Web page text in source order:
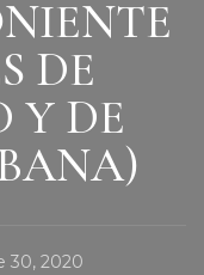
DE
Y DE
30, 2020